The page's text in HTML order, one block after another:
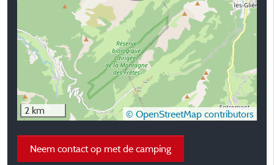
2 km © OpenStreetMap contributors
Neem contact op met de camping